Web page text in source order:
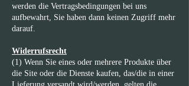
werden die Vertragsbedingungen bei uns
aufbewahrt, Sie haben dann keinen Zugriff mehr
darauf.
Widerrufsrecht
(1) Wenn Sie eines oder mehrere Produkte über
die Site oder die Dienste kaufen, das/die in einer